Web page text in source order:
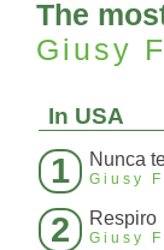
The
Giusy
In USA
1 Nunca
Giusy
2 Respiro
Giusy